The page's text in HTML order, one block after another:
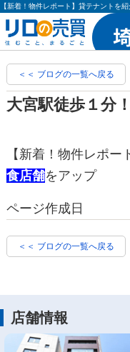
＜＜ ブログの一覧へ戻る
大宮駅徒歩１分
【新着！物件レポー
食店舗をアップ
ページ作成日
＜＜ ブログの一覧へ戻る
店舗情報